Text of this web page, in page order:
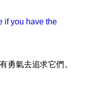
if you have the
勇氣去追求它們。